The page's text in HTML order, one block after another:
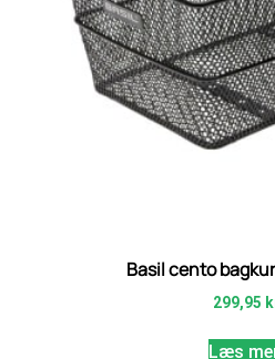
Basil cento
299,95
Læs